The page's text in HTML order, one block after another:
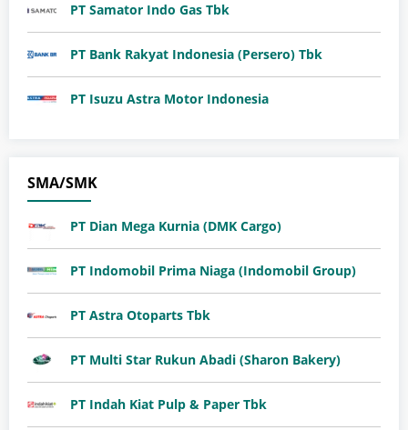
PT Samator Indo Gas Tbk
PT Bank Rakyat Indonesia (Persero) Tbk
PT Isuzu Astra Motor Indonesia
SMA/SMK
PT Dian Mega Kurnia (DMK Cargo)
PT Indomobil Prima Niaga (Indomobil Group)
PT Astra Otoparts Tbk
PT Multi Star Rukun Abadi (Sharon Bakery)
PT Indah Kiat Pulp & Paper Tbk